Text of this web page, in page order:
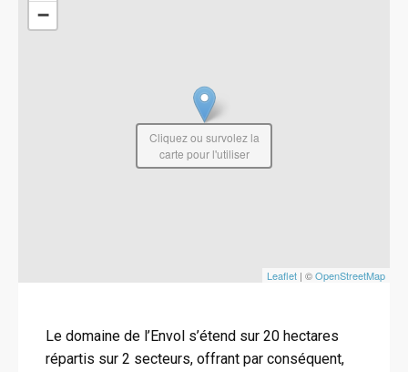
−
Leaflet | ©OpenStreetMap
Cliquez ou survolez la
carte pour l'utiliser
Le domaine de l’Envol s’étend sur 20 hectares
répartis sur 2 secteurs, offrant par conséquent,